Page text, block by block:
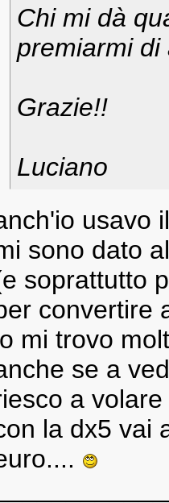
Chi mi dà
premiarmi
Grazie!!
Luciano
usavo
sono dato
soprattutto
convertire
mi trovo
se a
a
la dx5 vai